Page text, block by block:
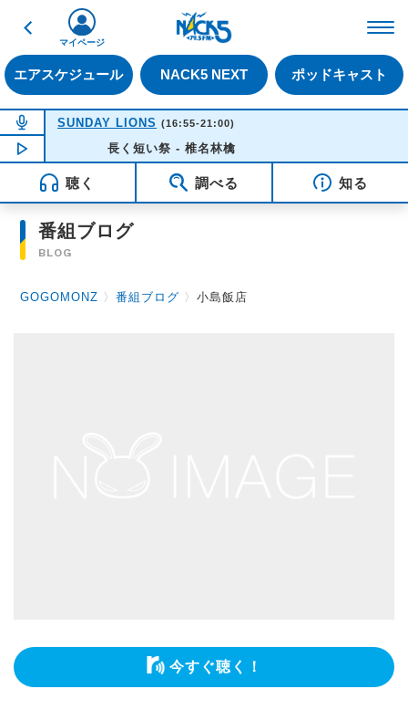
戻る
エアスケジュール NACK5 NEXT ポッドキャスト
マイページ
NOW ON AIR
SUNDAY LIONS (16:55-21:00)
NOW PLAYING16:35
長く短い祭 - 椎名林檎
聴く 調べる 知る
番組ブログ
BLOG
GOGOMONZ 〉番組ブログ 〉小島飯店
今すぐ聴く！